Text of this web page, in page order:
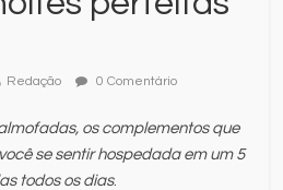
Redação 0 Comentário
os complementos que
se sentir hospedada em um 5
todos os dias.